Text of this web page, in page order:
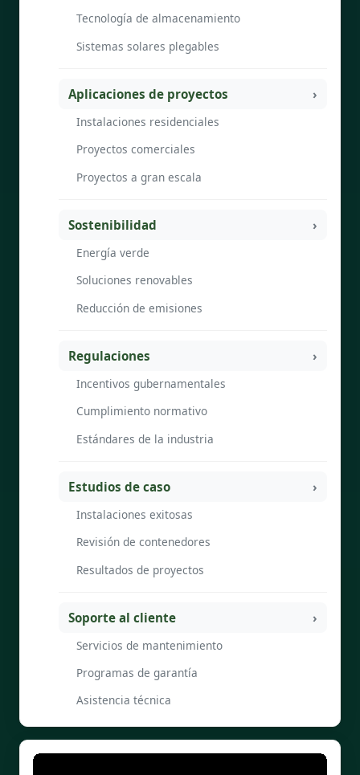
Tecnología de almacenamiento
Sistemas solares plegables
Aplicaciones de proyectos
Instalaciones residenciales
Proyectos comerciales
Proyectos a gran escala
Sostenibilidad
Energía verde
Soluciones renovables
Reducción de emisiones
Regulaciones
Incentivos gubernamentales
Cumplimiento normativo
Estándares de la industria
Estudios de caso
Instalaciones exitosas
Revisión de contenedores
Resultados de proyectos
Soporte al cliente
Servicios de mantenimiento
Programas de garantía
Asistencia técnica